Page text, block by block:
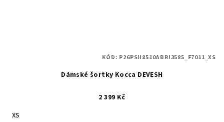
Dámské šortky Kocca DEVESH
2 399 Kč
XS
KÓD: P26PSH8510ABRI3585_F7011_XS